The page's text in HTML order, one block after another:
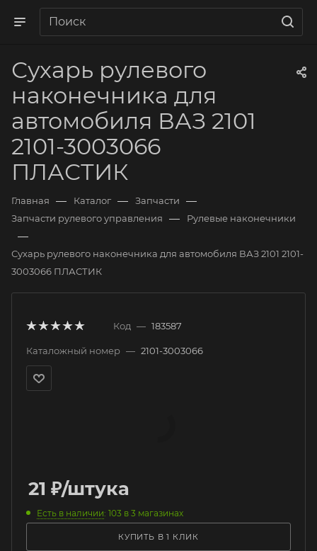
Сухарь рулевого
наконечника для
автомобиля ВАЗ 2101
2101-3003066
ПЛАСТИК
Главная — Каталог — Запчасти —
Запчасти рулевого управления — Рулевые наконечники
—
Сухарь рулевого наконечника для автомобиля ВАЗ 2101 2101-
3003066 ПЛАСТИК
Код — 183587
Каталожный номер — 2101-3003066
21 ₽/штука
Есть в наличии: 103 в 3 магазинах
КУПИТЬ В 1 КЛИК